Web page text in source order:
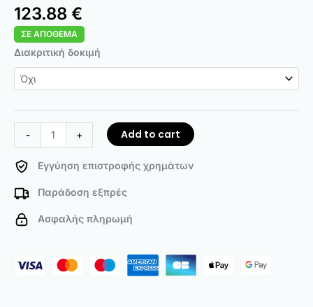
Rated 4.74
out of 5
based on
144
customer
ratings
123.88 €
ΣΕ ΑΠΌΘΕΜΑ
Διακριτική δοκιμή
-
DNA
Paternity
Test
+ Add to cart
Εγγύηση επιστροφής χρημάτων
Παράδοση εξπρές
Ασφαλής πληρωμή